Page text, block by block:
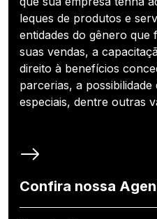
leques de produtos e
entidades do gênero que
suas vendas, a
direito à benefícios
parcerias, a
especiais, dentre outras
Confira nossa